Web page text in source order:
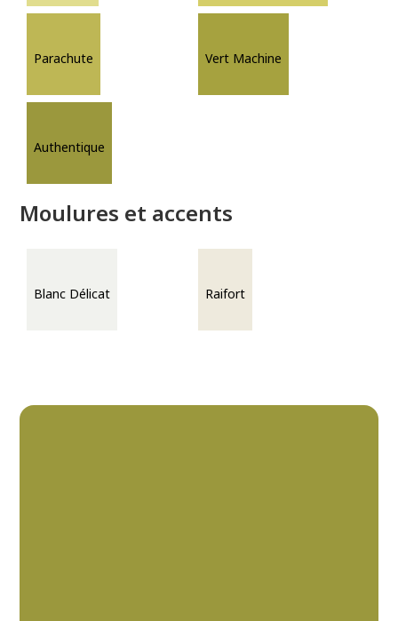
Parachute Vert Machine
Authentique
Moulures et accents
Blanc Délicat Raifort